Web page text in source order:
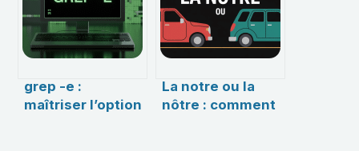
grep -e :
maîtriser l’option
La notre ou la
nôtre : comment